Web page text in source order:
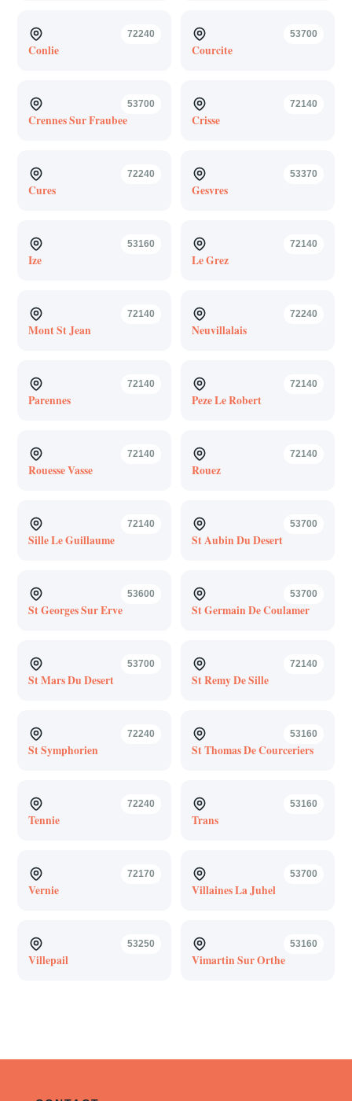
72240
Conlie
53700
Courcite
53700
Crennes Sur Fraubee
72140
Crisse
72240
Cures
53370
Gesvres
53160
Ize
72140
Le Grez
72140
Mont St Jean
72240
Neuvillalais
72140
Parennes
72140
Peze Le Robert
72140
Rouesse Vasse
72140
Rouez
72140
Sille Le Guillaume
53700
St Aubin Du Desert
53600
St Georges Sur Erve
53700
St Germain De Coulamer
53700
St Mars Du Desert
72140
St Remy De Sille
72240
St Symphorien
53160
St Thomas De Courceriers
72240
Tennie
53160
Trans
72170
Vernie
53700
Villaines La Juhel
53250
Villepail
53160
Vimartin Sur Orthe